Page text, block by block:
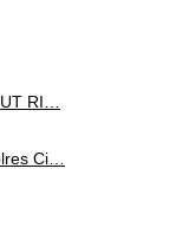
RI…
Ci…